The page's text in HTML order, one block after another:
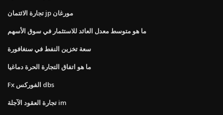
تجارة الائتمان jp مورغان
ما هو متوسط ​​معدل العائد للاستثمار في سوق الأسهم
سعة تخزين النفط في سنغافورة
ما هو اتفاق التجارة الحرة دماغيا
Fx الفوركس dbs
تجارة العقود الآجلة im